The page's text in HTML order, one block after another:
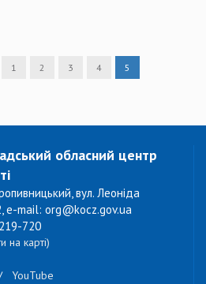
1 2 3 4 5
обласний центр
вул. Леоніда
e-mail: org@kocz.gov.ua
720
на карті)
YouTube